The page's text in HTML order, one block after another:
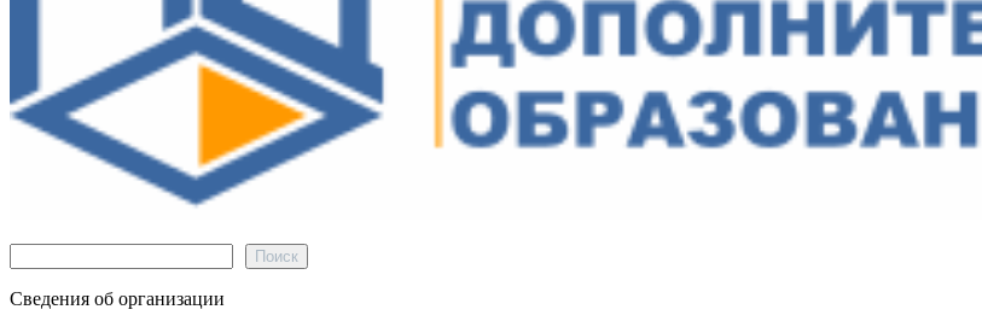
Поиск
Сведения об организации